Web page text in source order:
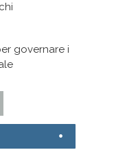
governare i